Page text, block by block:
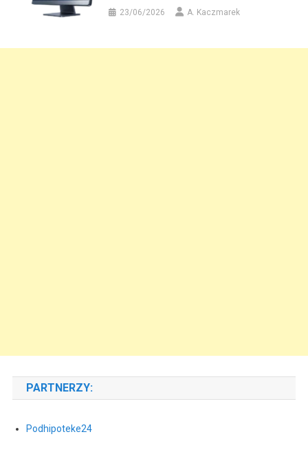
23/06/2026 A. Kaczmarek
PARTNERZY:
Podhipoteke24